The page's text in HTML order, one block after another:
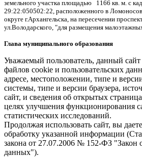
земельного участка площадью 1166 кв. м. с
29:22:050502:22, расположенного в
округе г.Архангельска, на пересечении
ул.Володарского, "для размещения
Глава муниципального
Уважаемый пользователь, данный
файлов cookie и пользовательских
адресе, местоположении, типе и
системы, типе и версии браузера,
сайт, и сведения об открытых
целях улучшения функционирования
статистических исследований.
Продолжая использовать сайт, вы
обработку указанной информации
закона от 27.07.2006 № 152-ФЗ "Закон
данных").